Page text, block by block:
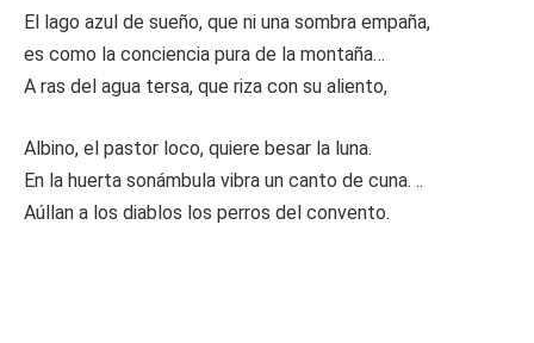
El lago azul de sueño, que ni una sombra empaña,
es como la conciencia pura de la montaña…
A ras del agua tersa, que riza con su aliento,
Albino, el pastor loco, quiere besar la luna.
En la huerta sonámbula vibra un canto de cuna. ..
Aúllan a los diablos los perros del convento.